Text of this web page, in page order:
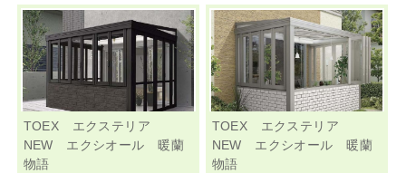
TOEX エクステリア
NEW エクシオール 暖蘭
物語
TOEX エクステリア
NEW エクシオール 暖蘭
物語